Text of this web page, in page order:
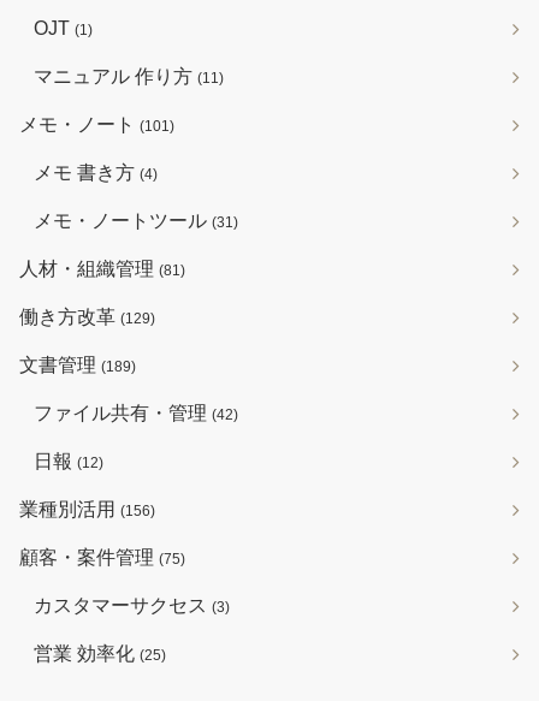
OJT (1)
マニュアル 作り方 (11)
メモ・ノート (101)
メモ 書き方 (4)
メモ・ノートツール (31)
人材・組織管理 (81)
働き方改革 (129)
文書管理 (189)
ファイル共有・管理 (42)
日報 (12)
業種別活用 (156)
顧客・案件管理 (75)
カスタマーサクセス (3)
営業 効率化 (25)